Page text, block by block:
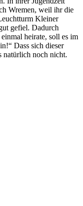
Wremen, weil ihr die
Kleiner
gefiel. Dadurch
heirate, soll es im
Dass sich dieser
natürlich noch nicht.